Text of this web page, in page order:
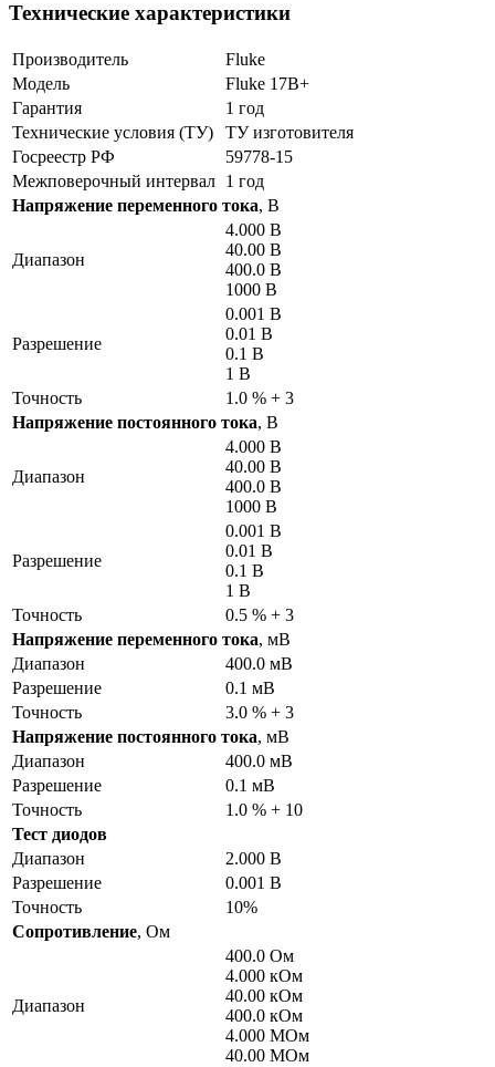
Технические характеристики
Производитель
Fluke
Модель
Fluke 17B+
Гарантия
1 год
Технические условия (ТУ)
ТУ изготовителя
Госреестр РФ
59778-15
Межповерочный интервал 1 год
Напряжение переменного тока, В
Диапазон
4.000 В
40.00 В
400.0 В
1000 В
Разрешение
0.001 В
0.01 В
0.1 В
1 В
Точность
1.0 % + 3
Напряжение постоянного тока, В
Диапазон
4.000 В
40.00 В
400.0 В
1000 В
Разрешение
0.001 В
0.01 В
0.1 В
1 В
Точность
0.5 % + 3
Напряжение переменного тока, мВ
Диапазон
400.0 мВ
Разрешение
0.1 мВ
Точность
3.0 % + 3
Напряжение постоянного тока, мВ
Диапазон
400.0 мВ
Разрешение
0.1 мВ
Точность
1.0 % + 10
Тест диодов
Диапазон
2.000 В
Разрешение
0.001 В
Точность
10%
Сопротивление, Ом
Диапазон
400.0 Ом
4.000 кОм
40.00 кОм
400.0 кОм
4.000 MОм
40.00 MОм